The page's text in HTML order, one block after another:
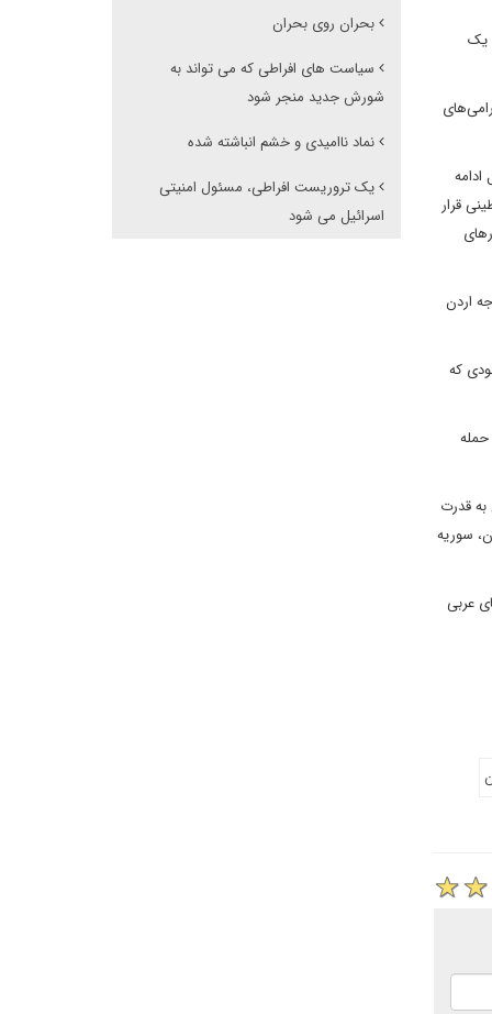
یک
قرار
اردن
که
حمله
قدرت
سوریه
عربی
بحران روی بحران
سیاست های افراطی که می تواند به
شورش جدید منجر شود
نماد ناامیدی و خشم انباشته شده
یک تروریست افراطی، مسئول امنیتی
اسرائیل می شود